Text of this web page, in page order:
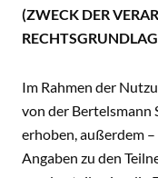
(ZWECK DER
Im Rahmen der
von der Bertelsmann
erhoben, außerdem
Angaben zu den